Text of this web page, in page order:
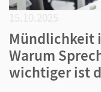
Mündlichkeit
Warum
wichtiger ist